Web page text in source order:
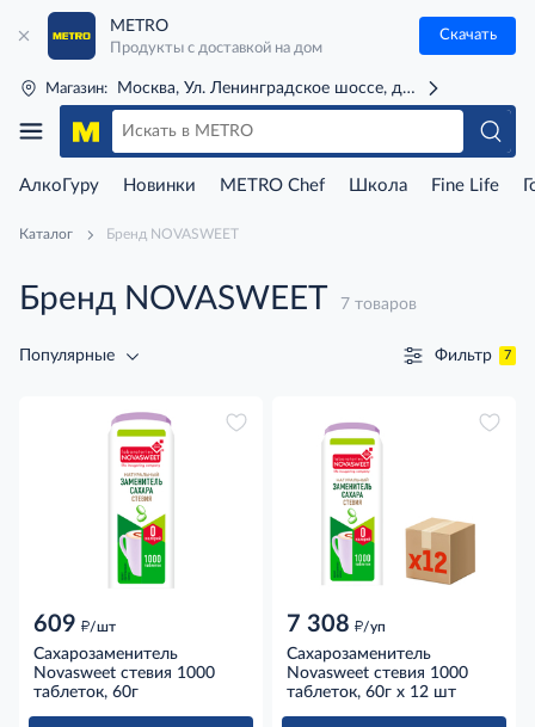
METRO
Продукты с доставкой на дом
Скачать
Магазин: Москва, Ул. Ленинградское шоссе, д. 71Г (м. Речной
АлкоГуру Новинки METRO Chef Школа Fine Life
Каталог Бренд NOVASWEET
Бренд NOVASWEET 7 товаров
Популярные Фильтр 7
609 д/шт
Сахарозаменитель
Novasweet стевия 1000
таблеток, 60г
7 308 д/уп
Сахарозаменитель
Novasweet стевия 1000
таблеток, 60г x 12 шт